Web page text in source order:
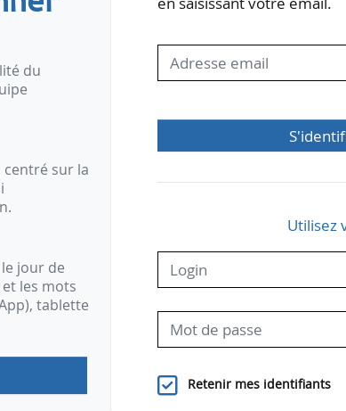
du
sur la
jour de
les mots
tablette
Utilisez
Retenir mes identifiants